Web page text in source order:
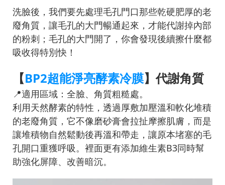
洗臉後，我們要先處理毛孔門口那些乾硬肥厚的老
廢角質，讓毛孔的大門暢通起來，才能代謝掉內部
的粉刺；毛孔的大門開了，你會發現後續擦什麼都
吸收得特別快！
【BP2超能淨亮酵素冷膜】代謝角質
📍適用區域：全臉、角質粗糙處。
利用天然酵素的特性，透過厚敷加壓溫和軟化堆積
的老廢角質，它不像磨砂膏會拉扯摩擦肌膚，而是
讓堆積物自然鬆動後再溫和帶走，讓原本堵塞的毛
孔開口重獲呼吸。裡面更有添加維生素B3同時幫
助強化屏障、改善暗沉。